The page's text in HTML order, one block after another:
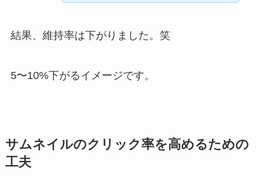
結果、維持率は下がりました。笑
5〜10%下がるイメージです。
サムネイルのクリック率を高めるための
工夫